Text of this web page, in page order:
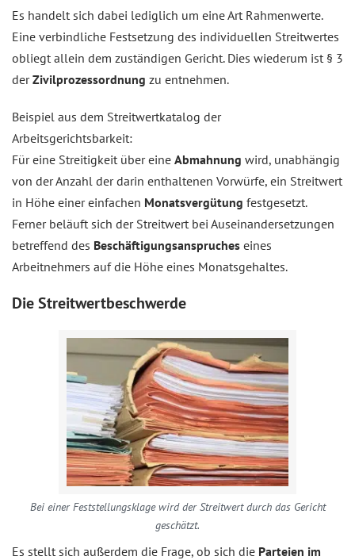
Es handelt sich dabei lediglich um eine Art Rahmenwerte.
Eine verbindliche Festsetzung des individuellen Streitwertes
obliegt allein dem zuständigen Gericht. Dies wiederum ist § 3
derZivilprozessordnung zu entnehmen.
Beispiel aus dem Streitwertkatalog der
Arbeitsgerichtsbarkeit:
Für eine Streitigkeit über eine Abmahnung wird, unabhängig
von der Anzahl der darin enthaltenen Vorwürfe, ein Streitwert
in Höhe einer einfachen Monatsvergütung festgesetzt.
Ferner beläuft sich der Streitwert bei Auseinandersetzungen
betreffend des Beschäftigungsanspruches eines
Arbeitnehmers auf die Höhe eines Monatsgehaltes.
Die Streitwertbeschwerde
Bei einer Feststellungsklage wird der Streitwert durch das Gericht
geschätzt.
Es stellt sich außerdem die Frage, ob sich die Parteien im